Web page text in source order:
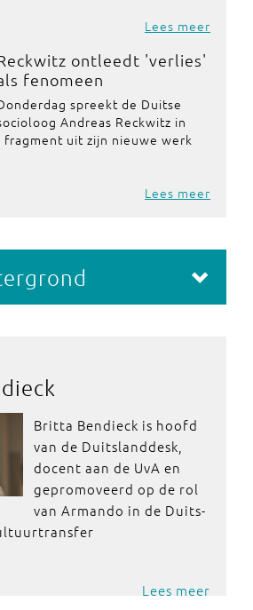
Lees meer
ontleedt 'verlies'
fenomeen
spreekt de Duitse
Andreas Reckwitz in
fragment uit zijn nieuwe werk
Lees meer
Britta Bendieck is hoofd
van de Duitslanddesk,
docent aan de UvA en
gepromoveerd op de rol
van Armando in de Duits-
Lees meer